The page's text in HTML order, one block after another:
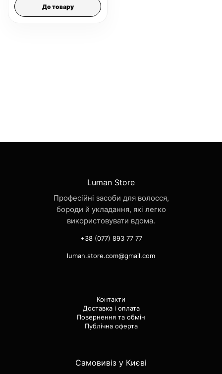
До товару
Luman Store
Професійні засоби для волосся,
бороди й укладання, які легко
використовувати вдома.
+38 (077) 893 77 77
luman.store.com@gmail.com
Контакти
Доставка і оплата
Повернення та обмін
Публічна оферта
Самовивіз у Києві